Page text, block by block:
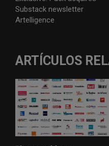
Substack newsletter
Artelligence
ARTÍCULOS